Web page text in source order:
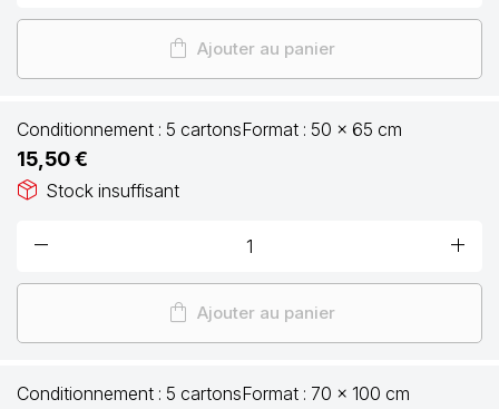
shopping_bag Ajouter au panier
Conditionnement : 5 cartonsFormat : 50 x 65 cm
15,50 €
package_2 Stock insuffisant
remove add
shopping_bag Ajouter au panier
Conditionnement : 5 cartonsFormat : 70 x 100 cm